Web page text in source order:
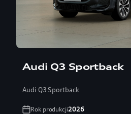
Audi Q3 Sportback
Audi Q3 Sportback
Rok produkcji2026